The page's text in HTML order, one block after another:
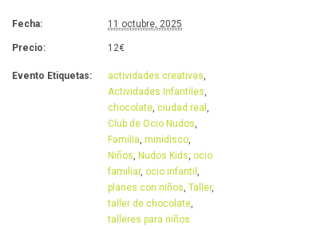
Fecha: 11 octubre, 2025
Precio: 12€
Evento Etiquetas: actividades creativas,
Actividades Infantiles,
chocolate, ciudad real ,
Club de Ocio Nudos,
Familia, minidisco,
Niños, Nudos Kids, ocio
familiar, ocio infantil ,
planes con niños, Taller,
taller de chocolate,
talleres para niños